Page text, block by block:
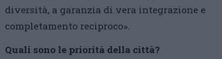
diversità, a garanzia di vera integrazione e
completamento reciproco».
Quali sono le priorità della città?